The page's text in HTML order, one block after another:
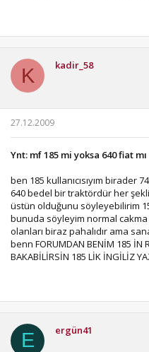
K kadir_58
27.12.2009
Ynt: mf 185 mi yoksa 640 fiat
ben 185 kullanıcısıyım birader
640 bedel bir traktördür her
üstün olduğunu söyleyebilirim
bunuda söyleyim normal
olanları biraz pahalıdır ama
benn FORUMDAN BENİM 185 İN
BAKABİLİRSİN 185 LİK İNGİLİZ
E ergün41